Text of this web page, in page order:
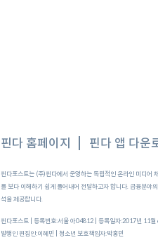
대출 잘 받고 잘 갚
핀다 홈페이지 핀다 앱 다운
핀다포스트는 (주)핀다에서 운영하는 독립적인 온라인 미디어
를 보다 이해하기 쉽게 풀어내어 전달하고자 합니다. 금융분야
석을 제공합니다.
핀다포스트 | 등록번호:서울 아04812 | 등록일자:2017년 11
발행인 편집인:이혜민 | 청소년 보호책임자:박홍민